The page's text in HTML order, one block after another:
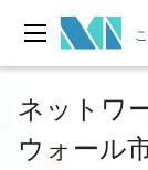
ネットワ
ウォール